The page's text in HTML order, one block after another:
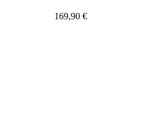
169,90 €